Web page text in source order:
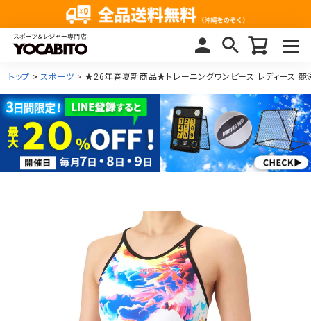
トップ スポーツ ★26年春夏新商品★トレーニングワンピース レディース 競